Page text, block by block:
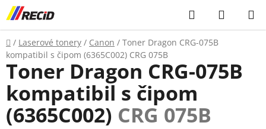
Prejsť
na
obsah
Hľadať
KOŠÍK
Domov
/ Laserové tonery / Canon / Toner Dragon CRG-075B
kompatibil s čipom (6365C002) CRG 075B
Toner Dragon CRG-075B
kompatibil s čipom
(6365C002) CRG 075B